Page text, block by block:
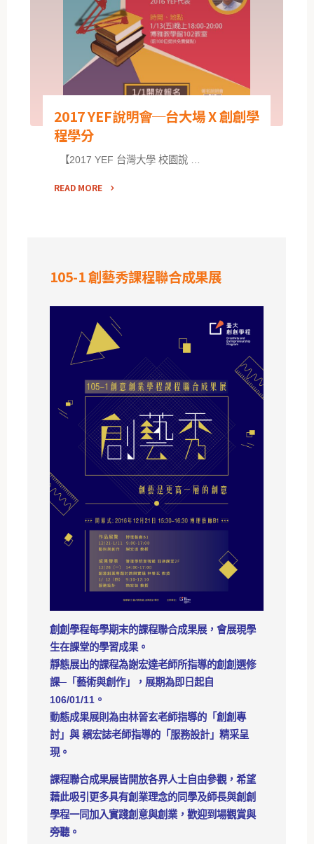
2017 YEF說明會─台大場 X 創創學
程學分
【2017 YEF 台灣大學 校園說 …
READ MORE
105-1 創藝秀課程聯合成果展
創創學程每學期末的課程聯合成果展，會展現學
生在課堂的學習成果。
靜態展出的課程為謝宏達老師所指導的創創選修
課─「藝術與創作」，展期為即日起自
106/01/11。
動態成果展則為由林晉玄老師指導的「創創專
討」與 賴宏誌老師指導的「服務設計」精采呈
現。
課程聯合成果展皆開放各界人士自由參觀，希望
藉此吸引更多具有創業理念的同學及師長與創創
學程一同加入實踐創意與創業，歡迎到場觀賞與
旁聽。